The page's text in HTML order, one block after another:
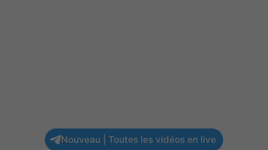
Nouveau | Toutes les vidéos en live